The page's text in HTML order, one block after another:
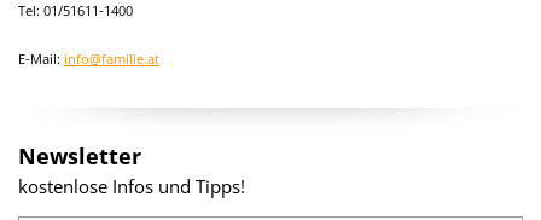
Tel: 01/51611-1400
E-Mail: info@familie.at
Newsletter
kostenlose Infos und Tipps!